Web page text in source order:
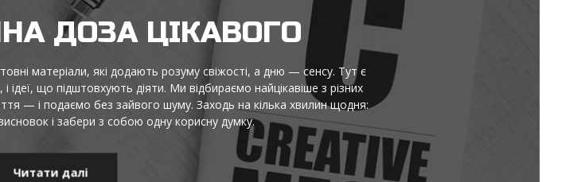
ДОЗА ЦІКАВОГО
матеріали, які додають розуму свіжості, а дню — сенсу. Тут є
що підштовхують діяти. Ми відбираємо найцікавіше з різних
— і подаємо без зайвого шуму. Заходь на кілька хвилин щодня:
і забери з собою одну корисну думку.
Читати далі